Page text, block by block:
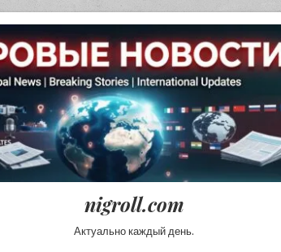
nigroll.com
Актуально каждый день.